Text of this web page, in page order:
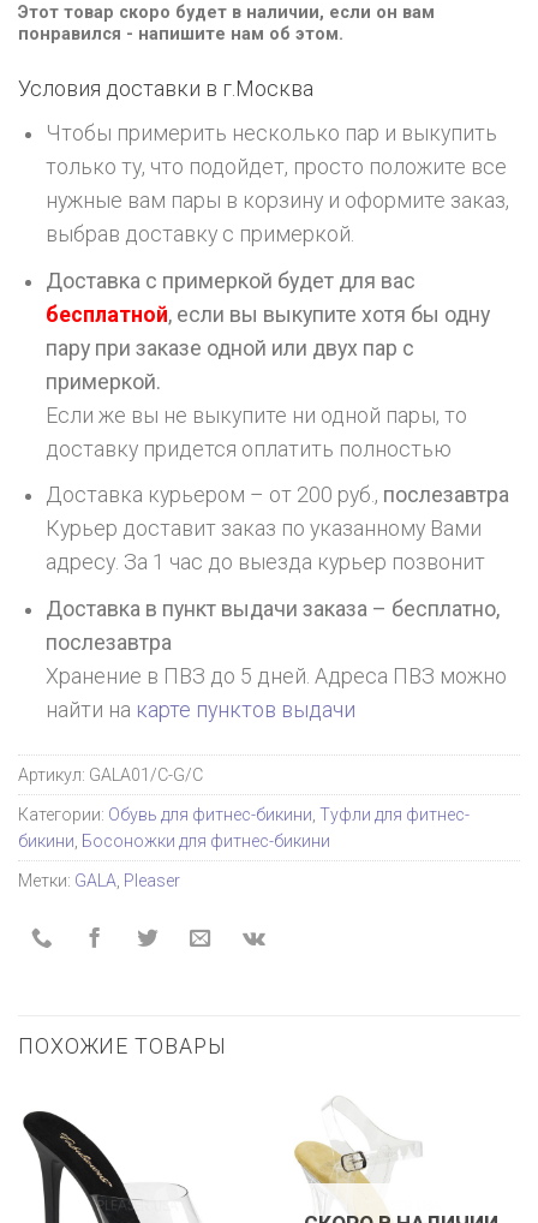
Этот товар скоро будет в наличии, если он вам
понравился - напишите нам об этом.
Условия доставки в г. Москва
Чтобы примерить несколько пар и выкупить
только ту, что подойдет, просто положите все
нужные вам пары в корзину и оформите заказ,
выбрав доставку с примеркой.
Доставка с примеркой будет для вас
бесплатной, если вы выкупите хотя бы одну
пару при заказе одной или двух пар с
примеркой.
Если же вы не выкупите ни одной пары, то
доставку придется оплатить полностью
Доставка курьером – от 200 руб., послезавтра
Курьер доставит заказ по указанному Вами
адресу. За 1 час до выезда курьер позвонит
Доставка в пункт выдачи заказа – бесплатно,
послезавтра
Хранение в ПВЗ до 5 дней. Адреса ПВЗ можно
найти на карте пунктов выдачи
Артикул: GALA01/C-G/C
Категории: Обувь для фитнес-бикини Туфли для фитнес-
бикини Босоножки для фитнес-бикини
Метки: GALA Pleaser
ПОХОЖИЕ ТОВАРЫ